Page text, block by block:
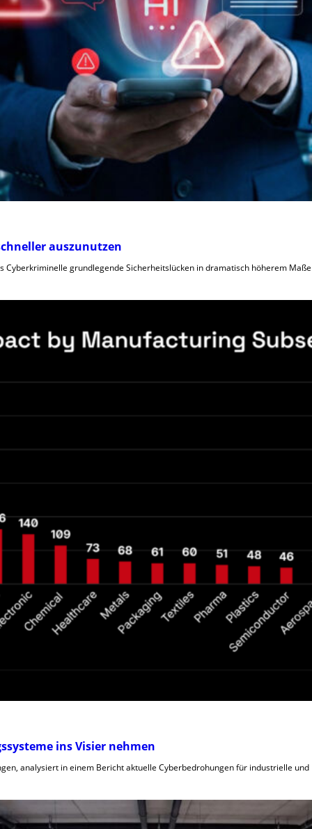
auszunutzen
Cyberkriminelle grundlegende Sicherheitslücken in dramatisch höherem
ins Visier nehmen
analysiert in einem Bericht aktuelle Cyberbedrohungen für industrielle